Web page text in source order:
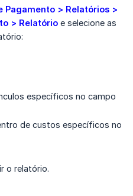
Pagamento > Relatórios >
> Relatório e selecione as
específicos no campo
de custos específicos no
o relatório.